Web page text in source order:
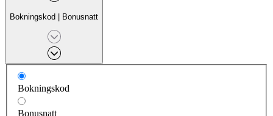
Bokningskod | Bonusnatt
Bokningskod
Bonusnatt